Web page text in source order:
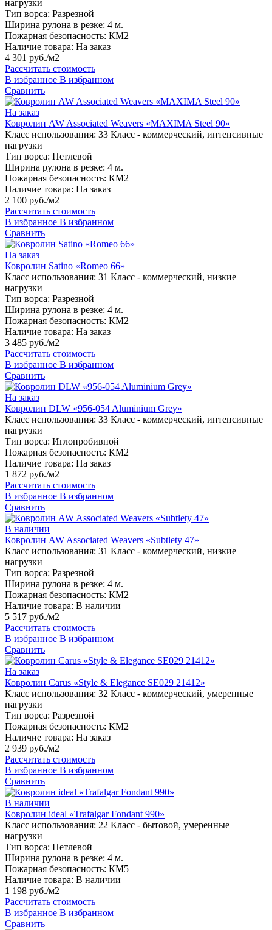
нагрузки
Тип ворса: Разрезной
Ширина рулона в резке: 4 м.
Пожарная безопасность: КМ2
Наличие товара: На заказ
4 301 руб./м2
Рассчитать стоимость
В избранное В избранном
Сравнить
На заказ
Ковролин AW Associated Weavers «MAXIMA Steel 90»
Класс использования: 33 Класс - коммерческий, интенсивные
нагрузки
Тип ворса: Петлевой
Ширина рулона в резке: 4 м.
Пожарная безопасность: КМ2
Наличие товара: На заказ
2 100 руб./м2
Рассчитать стоимость
В избранное В избранном
Сравнить
На заказ
Ковролин Satino «Romeo 66»
Класс использования: 31 Класс - коммерческий, низкие
нагрузки
Тип ворса: Разрезной
Ширина рулона в резке: 4 м.
Пожарная безопасность: КМ2
Наличие товара: На заказ
3 485 руб./м2
Рассчитать стоимость
В избранное В избранном
Сравнить
На заказ
Ковролин DLW «956-054 Aluminium Grey»
Класс использования: 33 Класс - коммерческий, интенсивные
нагрузки
Тип ворса: Иглопробивной
Пожарная безопасность: КМ2
Наличие товара: На заказ
1 872 руб./м2
Рассчитать стоимость
В избранное В избранном
Сравнить
В наличии
Ковролин AW Associated Weavers «Subtlety 47»
Класс использования: 31 Класс - коммерческий, низкие
нагрузки
Тип ворса: Разрезной
Ширина рулона в резке: 4 м.
Пожарная безопасность: КМ2
Наличие товара: В наличии
5 517 руб./м2
Рассчитать стоимость
В избранное В избранном
Сравнить
На заказ
Ковролин Carus «Style & Elegance SE029 21412»
Класс использования: 32 Класс - коммерческий, умеренные
нагрузки
Тип ворса: Разрезной
Пожарная безопасность: КМ2
Наличие товара: На заказ
2 939 руб./м2
Рассчитать стоимость
В избранное В избранном
Сравнить
В наличии
Ковролин ideal «Trafalgar Fondant 990»
Класс использования: 22 Класс - бытовой, умеренные
нагрузки
Тип ворса: Петлевой
Ширина рулона в резке: 4 м.
Пожарная безопасность: КМ5
Наличие товара: В наличии
1 198 руб./м2
Рассчитать стоимость
В избранное В избранном
Сравнить